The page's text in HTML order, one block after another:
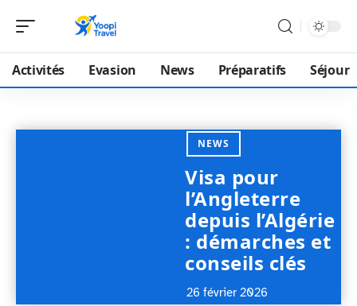
Activités Evasion News Préparatifs Séjour
NEWS
Visa pour
l’Angleterre
depuis l’Algérie
: démarches et
conseils clés
26 février 2026